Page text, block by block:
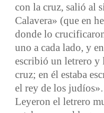
con la cruz, salió al
Calavera» (que en
donde lo
uno a cada lado, y
escribió un letrero y
cruz; en él estaba
el rey de los judíos».
Leyeron el letrero